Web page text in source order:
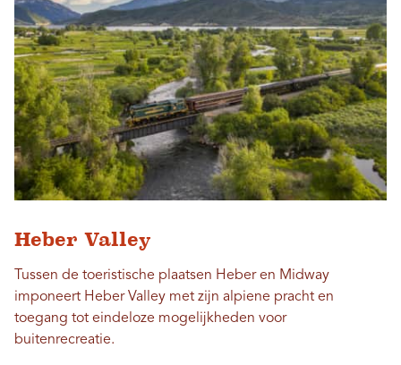
Heber Valley
Tussen de toeristische plaatsen Heber en Midway
imponeert Heber Valley met zijn alpiene pracht en
toegang tot eindeloze mogelijkheden voor
buitenrecreatie.